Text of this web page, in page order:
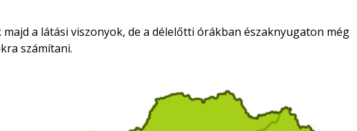
a látási viszonyok, de a délelőtti órákban északnyugaton még
számítani.